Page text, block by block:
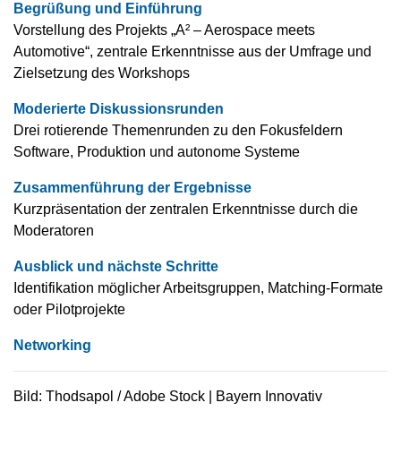
Begrüßung und Einführung
Vorstellung des Projekts „A² – Aerospace meets
Automotive“, zentrale Erkenntnisse aus der Umfrage und
Zielsetzung des Workshops
Moderierte Diskussionsrunden
Drei rotierende Themenrunden zu den Fokusfeldern
Software, Produktion und autonome Systeme
Zusammenführung der Ergebnisse
Kurzpräsentation der zentralen Erkenntnisse durch die
Moderatoren
Ausblick und nächste Schritte
Identifikation möglicher Arbeitsgruppen, Matching-Formate
oder Pilotprojekte
Networking
Bild: Thodsapol / Adobe Stock | Bayern Innovativ